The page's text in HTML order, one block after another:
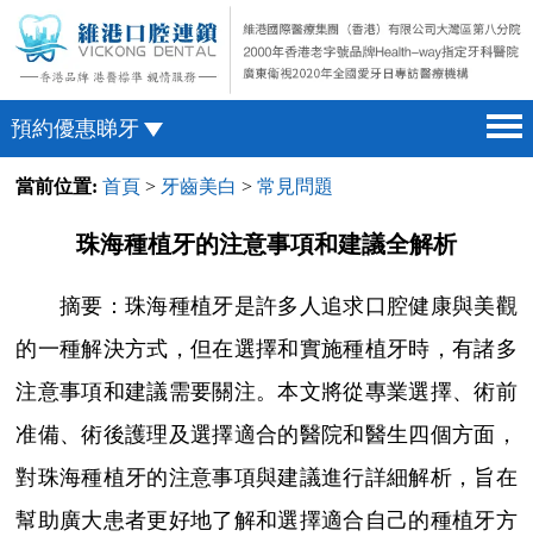
預約優惠睇牙
首頁 home page
醫院簡介 hospital introduction
箍牙 orthodontics
收費標準 change standard
預約牙醫 contact us
澳門電話預約
微信預約
當前位置: 首頁 > 牙齒美白 >常見問題
珠海種植牙的注意事項和建議全解析
摘要：珠海種植牙是許多人追求口腔健康與美觀
的一種解決方式，但在選擇和實施種植牙時，有諸多
注意事項和建議需要關注。本文將從專業選擇、術前
准備、術後護理及選擇適合的醫院和醫生四個方面，
對珠海種植牙的注意事項與建議進行詳細解析，旨在
幫助廣大患者更好地了解和選擇適合自己的種植牙方